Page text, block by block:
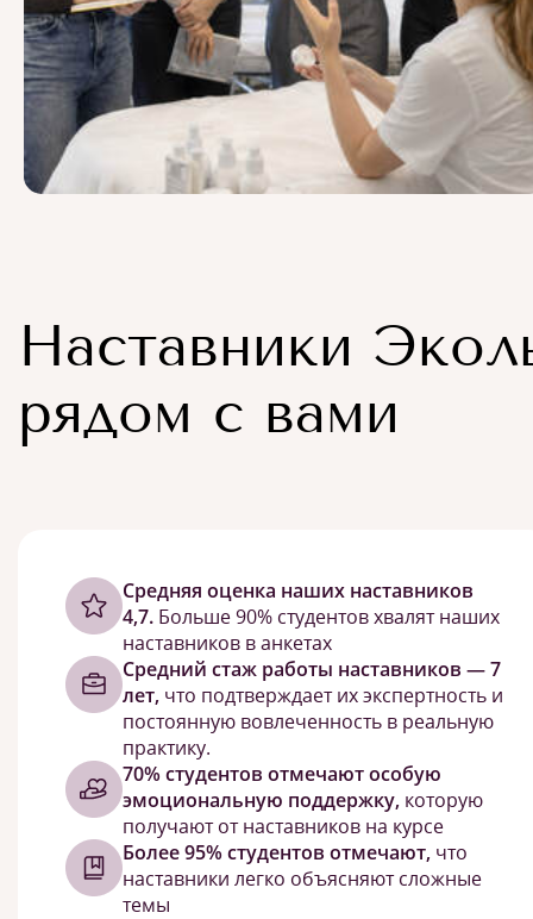
Наставники
рядом с вами
Cредняя оценка наших наставников
4,7. Больше 90% студентов хвалят наших
наставников в анкетах
Средний стаж работы наставников — 7
лет, что подтверждает их экспертность и
постоянную вовлеченность в реальную
практику.
70% студентов отмечают особую
эмоциональную поддержку, которую
получают от наставников на курсе
Более 95% студентов отмечают, что
наставники легко объясняют сложные
темы